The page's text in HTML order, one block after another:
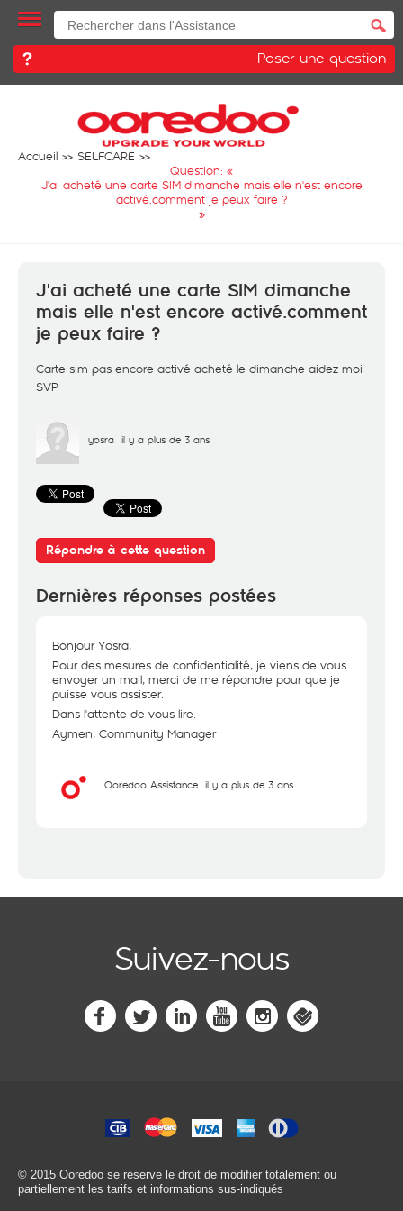
Poser une question
Accueil
SELFCARE
Question: «
J'ai acheté une carte SIM dimanche mais elle n'est encore
activé.comment je peux faire ?
»
J'ai acheté une carte SIM dimanche
mais elle n'est encore activé.comment
je peux faire ?
Carte sim pas encore activé acheté le dimanche aidez moi
SVP
yosra il y a plus de 3 ans
Répondre à cette question
Dernières réponses postées
Bonjour Yosra,
Pour des mesures de confidentialité, je viens de vous
envoyer un mail, merci de me répondre pour que je
puisse vous assister.
Dans l'attente de vous lire.
Aymen, Community Manager
Ooredoo Assistance il y a plus de 3 ans
Suivez-nous
© 2015 Ooredoo se réserve le droit de modifier totalement ou
partiellement les tarifs et informations sus-indiqués